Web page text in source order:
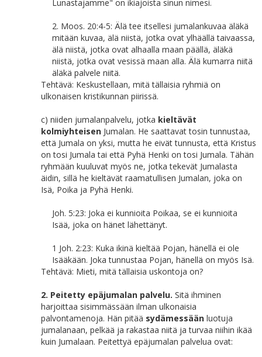
Lunastajamme" on ikiajoista sinun nimesi.
2. Moos. 20:4-5: Älä tee itsellesi jumalankuvaa äläkä
mitään kuvaa, älä niistä, jotka ovat ylhäällä taivaassa,
älä niistä, jotka ovat alhaalla maan päällä, äläkä
niistä, jotka ovat vesissä maan alla. Älä kumarra niitä
äläkä palvele niitä.
Tehtävä: Keskustellaan, mitä tällaisia ryhmiä on
ulkonaisen kristikunnan piirissä.
c) niiden jumalanpalvelu, jotka kieltävät
kolmiyhteisen Jumalan. He saattavat tosin tunnustaa,
että Jumala on yksi, mutta he eivät tunnusta, että Kristus
on tosi Jumala tai että Pyhä Henki on tosi Jumala. Tähän
ryhmään kuuluvat myös ne, jotka tekevät Jumalasta
äidin, sillä he kieltävät raamatullisen Jumalan, joka on
Isä, Poika ja Pyhä Henki.
Joh. 5:23: Joka ei kunnioita Poikaa, se ei kunnioita
Isää, joka on hänet lähettänyt.
1 Joh. 2:23: Kuka ikinä kieltää Pojan, hänellä ei ole
Isääkään. Joka tunnustaa Pojan, hänellä on myös Isä.
Tehtävä: Mieti, mitä tällaisia uskontoja on?
2. Peitetty epäjumalan palvelu. Sitä ihminen
harjoittaa sisimmässään ilman ulkonaisia
palvontamenoja. Hän pitää sydämessään luotuja
jumalanaan, pelkää ja rakastaa niitä ja turvaa niihin ikää
kuin Jumalaan. Peitettyä epäjumalan palvelua ovat: